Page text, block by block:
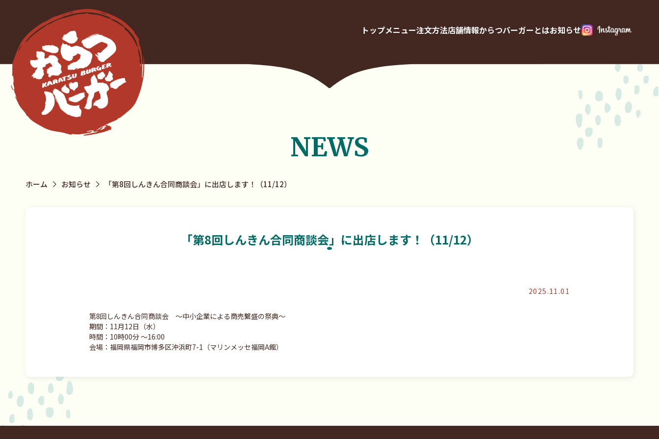
トップメニュー注文方法店舗情報からつバーガーとはお知らせ
NEWS
ホーム お知らせ 「第8回しんきん合同商談会」に出店します！（11/12）
「第8回しんきん合同商談会」に出店します！（11/12）
2025.11.01
第8回しんきん合同商談会 ～中小企業による商売繫盛の祭典～
期間：11月12日（水）
時間：10時00分 ～16:00
会場：福岡県福岡市博多区沖浜町7-1（マリンメッセ福岡A館）